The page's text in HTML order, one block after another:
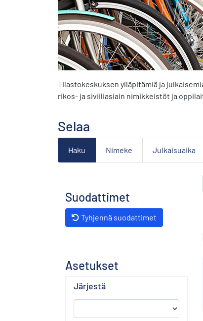
Tilastokeskuksen ylläpitämiä ja
rikos- ja siviiliasiain nimikkeistöt ja
Selaa
Haku Nimeke Julkaisuaika
Suodattimet
Tyhjennä suodattimet
Asetukset
Järjestä